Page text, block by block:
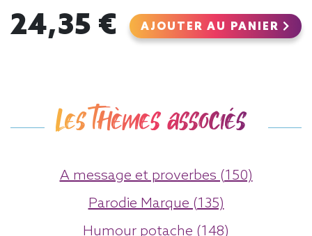
24,35 € AJOUTER AU PANIER
Les thèmes associés
A message et proverbes (150)
Parodie Marque (135)
Humour potache (148)